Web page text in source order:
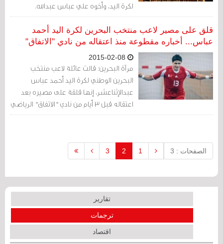
لكرة اليد، وأخوه علي عباس عبدالله.
قلق على مصير لاعب منتخب البحرين لكرة اليد أحمد
عباس... أخباره مقطوعة منذ اعتقاله من نادي "الاتفاق"
مرآة البحرين: قالت عائلة لاعب منتخب
البحرين الوطني لكرة اليد أحمد عباس
عبدالإثناعشر، إنها قلقة على مصيره بعد
اعتقاله قبل 3 أيام من نادي "الاتفاق" الرياضي
بمنطقة الدراز، بعد تطويق المكان بالقوات.
الصفحات : 3 1
2
3
تقارير
ترجمات
اقتصاد